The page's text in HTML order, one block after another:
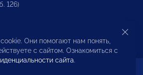
126)
прав предпринимателей и
Они помогают нам понять,
с сайтом. Ознакомиться с
сайта.